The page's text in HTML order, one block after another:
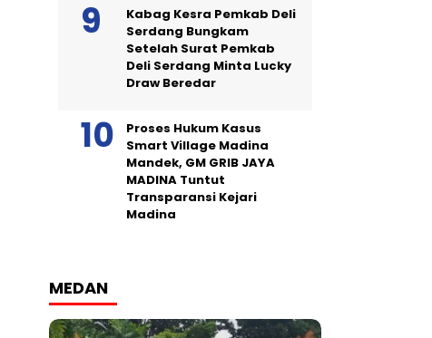
Kabag Kesra Pemkab Deli
Serdang Bungkam
Setelah Surat Pemkab
Deli Serdang Minta Lucky
Draw Beredar
Proses Hukum Kasus
Smart Village Madina
Mandek, GM GRIB JAYA
MADINA Tuntut
Transparansi Kejari
Madina
MEDAN